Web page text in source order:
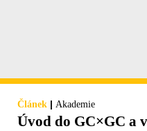
Článek | Akademie
Úvod do GC×GC a